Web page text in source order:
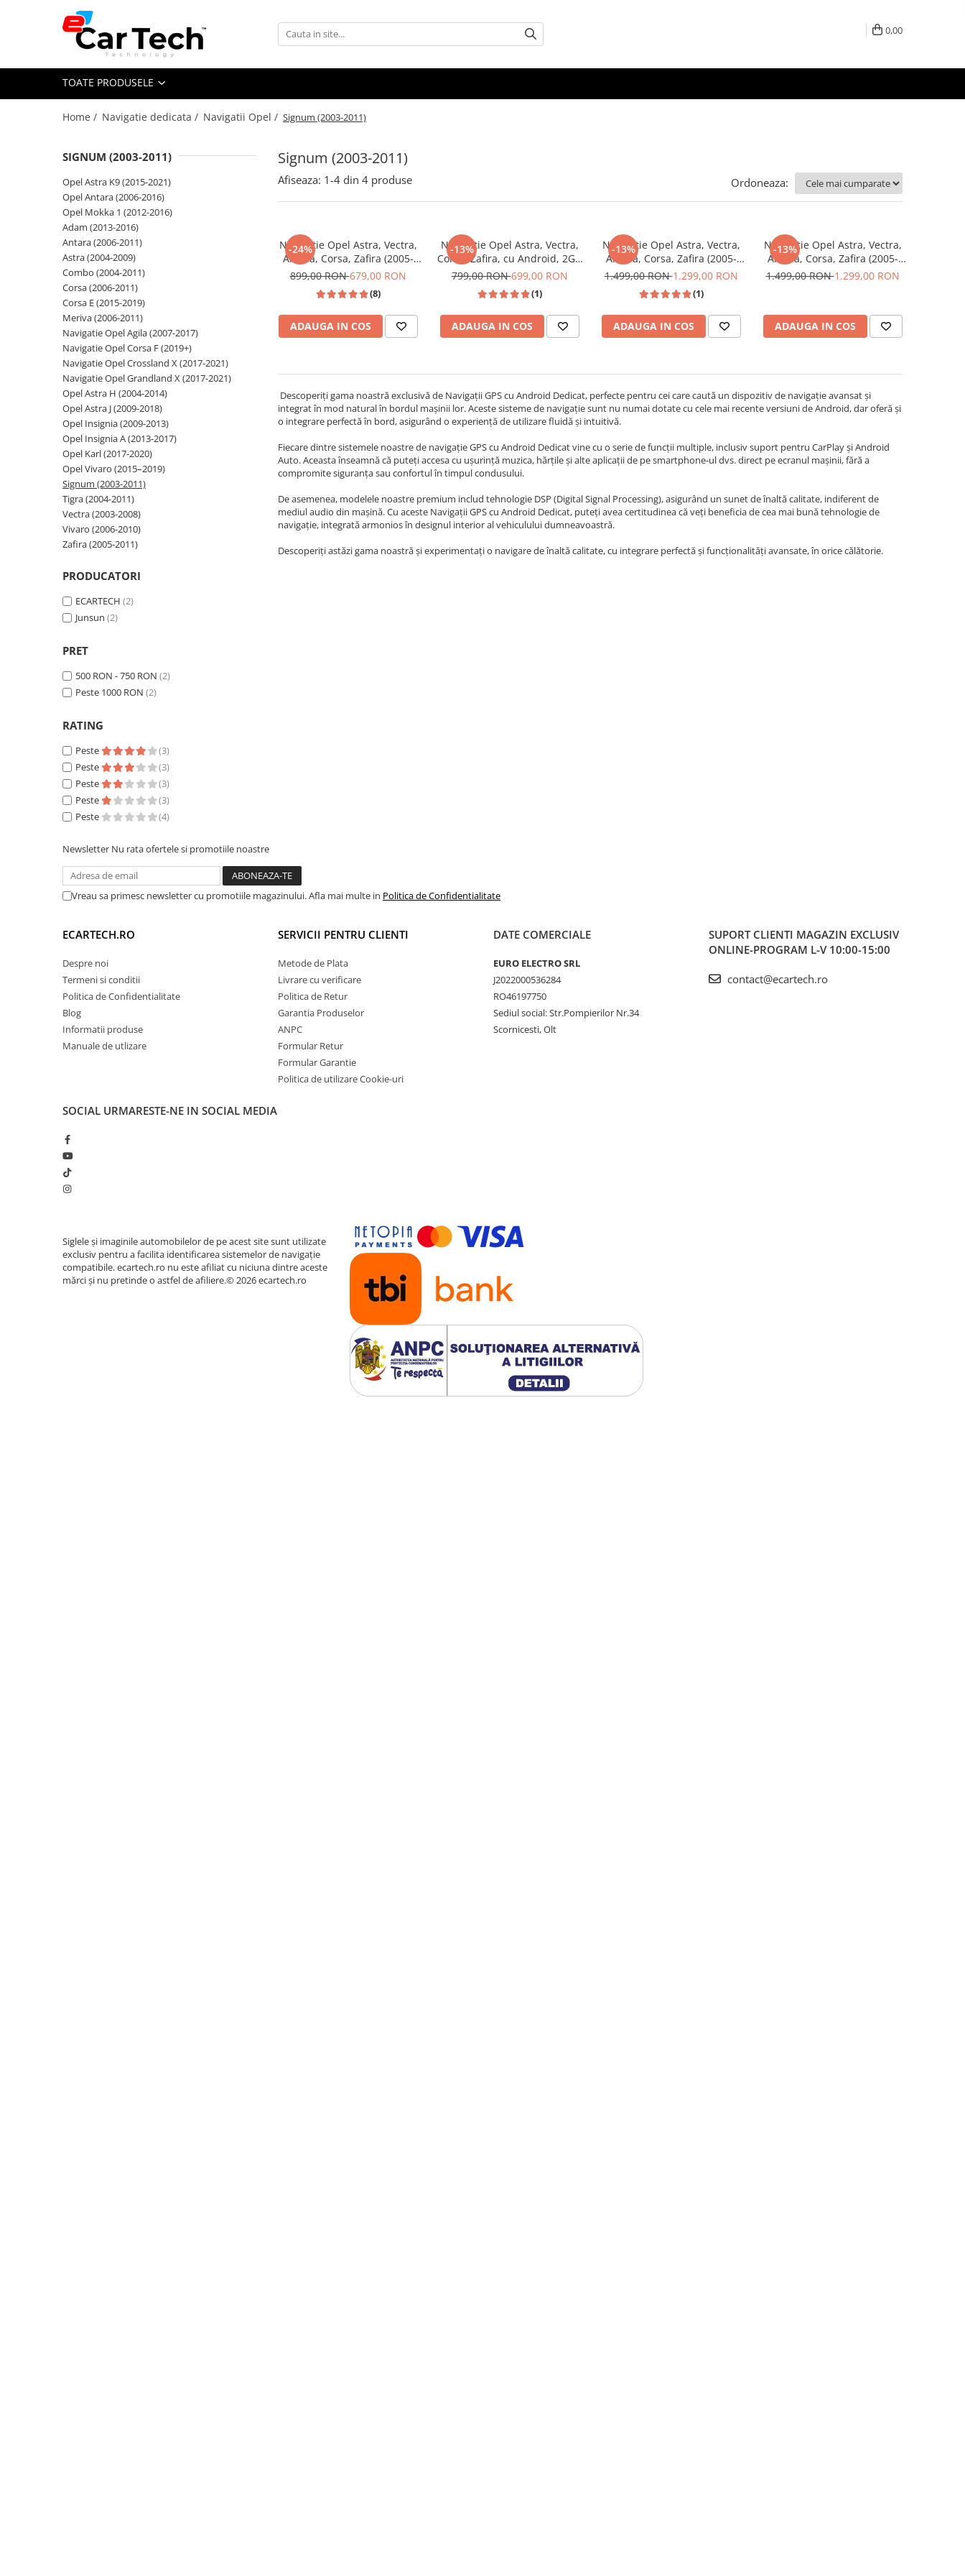
Toate Produsele
Navigatie dedicata
Navigatii Skoda
Navigatii Seat
Navigatii Ford
Navigatii Opel
Navigatii Hyundai
Navigatii Toyota
Navigatii Dacia
Navigatii Peugeot
Navigatii Audi
Navigatii BMW
Navigatii Mercedes
Navigatii Fiat
Navigatii Nissan
Navigatii Citroen
Navigatii Suzuki
Navigatii Mitsubishi
Navigatii Volvo
Navigatii KIA
Navigatii Smart
Navigatii Honda
Navigatii Jeep
Navigatii Porsche
Navigatii Land Rover
Navigatii Iveco
Navigatii Chrysler
Navigatie universala
Playere auto
Navigatii 2 DIN
Navigatii 1 DIN
Navigatie GPS Portabil
Camera Marsarier
Camera Trafic DVR
Rama adaptare
Camera marsarier dedicata
Accesorii auto
Suport Telefon
Lanterne
Electrice auto
Redresoare Auto
Modulatoare Auto FM
0,00
TOATE PRODUSELE
Home / Navigatie dedicata / Navigatii Opel / Signum (2003-2011)
Signum (2003-2011)
SIGNUM (2003-2011)
Opel Astra K9 (2015-2021)
Opel Antara (2006-2016)
Opel Mokka 1 (2012-2016)
Adam (2013-2016)
Antara (2006-2011)
Astra (2004-2009)
Combo (2004-2011)
Corsa (2006-2011)
Corsa E (2015-2019)
Meriva (2006-2011)
Navigatie Opel Agila (2007-2017)
Navigatie Opel Corsa F (2019+)
Navigatie Opel Crossland X (2017-2021)
Navigatie Opel Grandland X (2017-2021)
Opel Astra H (2004-2014)
Opel Astra J (2009-2018)
Opel Insignia (2009-2013)
Opel Insignia A (2013-2017)
Opel Karl (2017-2020)
Opel Vivaro (2015–2019)
Signum (2003-2011)
Tigra (2004-2011)
Vectra (2003-2008)
Vivaro (2006-2010)
Zafira (2005-2011)
PRODUCATORI
ECARTECH (2)
Junsun (2)
PRET
500 RON - 750 RON (2)
Peste 1000 RON (2)
RATING
Peste
(3)
Peste
(3)
Peste
(3)
Peste
(3)
Peste
(4)
Afiseaza: 1-4 din 4 produse Ordoneaza:
-24%
Navigatie Opel Astra, Vectra,
Antara, Corsa, Zafira (2005-
2011), Android 14, USB,
899,00 RON679,00 RON
(8)
ADAUGA IN COS
-13%
Navigatie Opel Astra, Vectra,
Corsa, Zafira, cu Android, 2GB
RAM 32 GB ROM ecran 7 Inch,
wireless
799,00 RON699,00 RON
(1)
ADAUGA IN COS
-13%
Navigatie Opel Astra, Vectra,
Antara, Corsa, Zafira (2005-
2011), Android 12, 4GB 64GB,
Android Auto
1.499,00 RON1.299,00 RON
(1)
ADAUGA IN COS
-13%
Navigatie Opel Astra, Vectra,
Antara, Corsa, Zafira (2005-
2011), Android 12, 4GB 64GB,
1.499,00 RON1.299,00 RON
ADAUGA IN COS
Descoperiți gama noastră exclusivă de Navigații GPS cu Android Dedicat, perfecte pentru cei care caută un dispozitiv de navigație avansat și
integrat în mod natural în bordul mașinii lor. Aceste sisteme de navigație sunt nu numai dotate cu cele mai recente versiuni de Android, dar oferă și
o integrare perfectă în bord, asigurând o experiență de utilizare fluidă și intuitivă.
Fiecare dintre sistemele noastre de navigație GPS cu Android Dedicat vine cu o serie de funcții multiple, inclusiv suport pentru CarPlay și Android
Auto. Aceasta înseamnă că puteți accesa cu ușurință muzica, hărțile și alte aplicații de pe smartphone-ul dvs. direct pe ecranul mașinii, fără a
compromite siguranța sau confortul în timpul condusului.
De asemenea, modelele noastre premium includ tehnologie DSP (Digital Signal Processing), asigurând un sunet de înaltă calitate, indiferent de
mediul audio din mașină. Cu aceste Navigații GPS cu Android Dedicat, puteți avea certitudinea că veți beneficia de cea mai bună tehnologie de
navigație, integrată armonios în designul interior al vehiculului dumneavoastră.
Descoperiți astăzi gama noastră și experimentați o navigare de înaltă calitate, cu integrare perfectă și funcționalități avansate, în orice călătorie.
Newsletter Nu rata ofertele si promotiile noastre
Vreau sa primesc newsletter cu promotiile magazinului. Afla mai multe in Politica de Confidentialitate
ECARTECH.RO
Despre noi
Termeni si conditii
Politica de Confidentialitate
Blog
Informatii produse
Manuale de utlizare
SERVICII PENTRU CLIENTI
Metode de Plata
Livrare cu verificare
Politica de Retur
Garantia Produselor
ANPC
Formular Retur
Formular Garantie
Politica de utilizare Cookie-uri
DATE COMERCIALE
EURO ELECTRO SRL
J2022000536284
RO46197750
Sediul social: Str.Pompierilor Nr.34
Scornicesti, Olt
SUPORT CLIENTI MAGAZIN EXCLUSIV
ONLINE-PROGRAM L-V 10:00-15:00
contact@ecartech.ro
SOCIAL URMARESTE-NE IN SOCIAL MEDIA
Siglele și imaginile automobilelor de pe acest site sunt utilizate
exclusiv pentru a facilita identificarea sistemelor de navigație
compatibile. ecartech.ro nu este afiliat cu niciuna dintre aceste
mărci și nu pretinde o astfel de afiliere.© 2026 ecartech.ro